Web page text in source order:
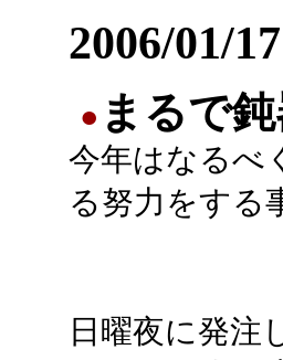
2006/01/
● まるで
今年はなるべ
る努力をする
日曜夜に発注